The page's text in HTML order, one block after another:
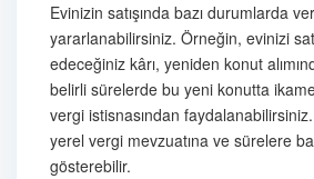
Evinizin satışında bazı durumlarda
yararlanabilirsiniz. Örneğin, evinizi
edeceğiniz kârı, yeniden konut
belirli sürelerde bu yeni konutta
vergi istisnasından
yerel vergi mevzuatına ve sürelere
gösterebilir.